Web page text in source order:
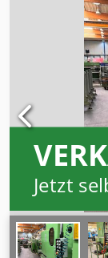
Jetzt